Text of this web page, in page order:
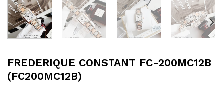
FREDERIQUE CONSTANT FC-200MC12B
(FC200MC12B)